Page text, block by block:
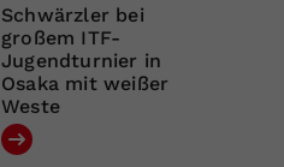
Schwärzler bei
großem ITF-
Jugendturnier in
Osaka mit weißer
Weste